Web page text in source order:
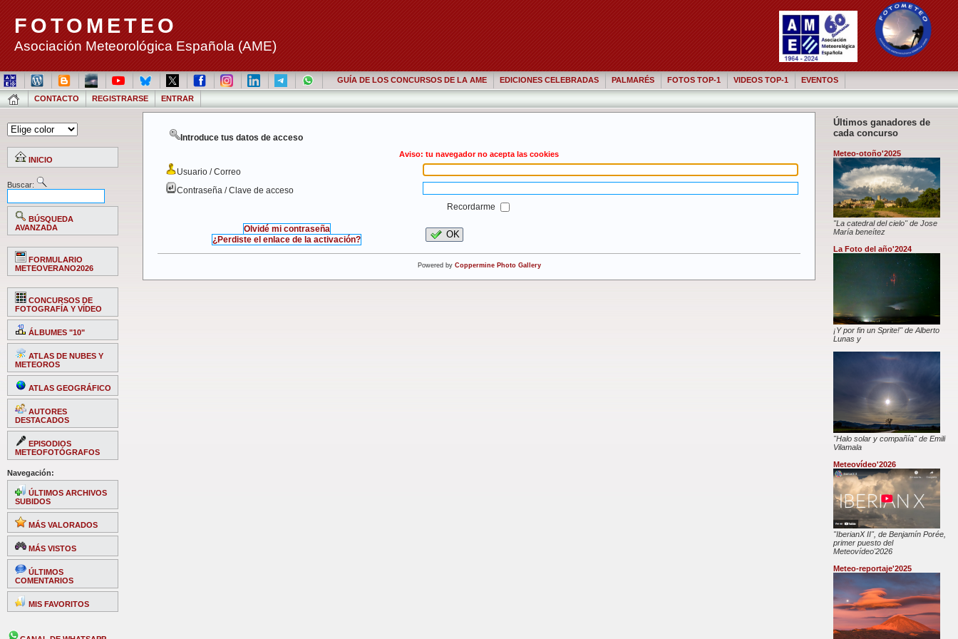
FOTOMETEO
Asociación Meteorológica Española (AME)
GUÍA DE LOS CONCURSOS DE LA AME EDICIONES CELEBRADAS PALMARÉS FOTOS TOP-1 VIDEOS TOP-1 EVENTOS
CONTACTO REGISTRARSE ENTRAR
INICIO
Buscar:
BÚSQUEDA
AVANZADA
FORMULARIO
METEOVERANO2026
CONCURSOS DE
FOTOGRAFÍA Y VÍDEO
ÁLBUMES "10"
ATLAS DE NUBES Y
METEOROS
ATLAS GEOGRÁFICO
AUTORES
DESTACADOS
EPISODIOS
METEOFOTÓGRAFOS
Navegación:
ÚLTIMOS ARCHIVOS
SUBIDOS
MÁS VALORADOS
MÁS VISTOS
ÚLTIMOS
COMENTARIOS
MIS FAVORITOS
Últimos ganadores de
cada concurso
Meteo-otoño'2025
"La catedral del cielo" de Jose
María beneítez
La Foto del año'2024
¡Y por fin un Sprite!" de Alberto
Lunas y
"Halo solar y compañía" de Emili
Vilamala
Meteovídeo'2026
"IberianX II", de Benjamín Porée,
primer puesto del
Meteovídeo'2026
Meteo-reportaje'2025
Introduce tus datos de acceso
Aviso: tu navegador no acepta las cookies
Usuario / Correo
Contraseña / Clave de acceso
Recordarme
Olvidé mi contraseña
¿Perdiste el enlace de la activación?
OK
Powered by Coppermine Photo Gallery